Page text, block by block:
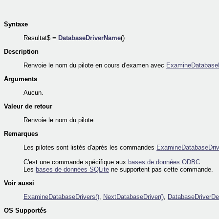
Syntaxe
Resultat$ = DatabaseDriverName()
Description
Renvoie le nom du pilote en cours d'examen avec
Arguments
Aucun.
Valeur de retour
Renvoie le nom du pilote.
Remarques
Les pilotes sont listés d'après les commandes
C'est une commande spécifique aux bases de données ODBC.
Les bases de données SQLite ne supportent pas cette commande.
Voir aussi
ExamineDatabaseDrivers(), NextDatabaseDriver(),
OS Supportés